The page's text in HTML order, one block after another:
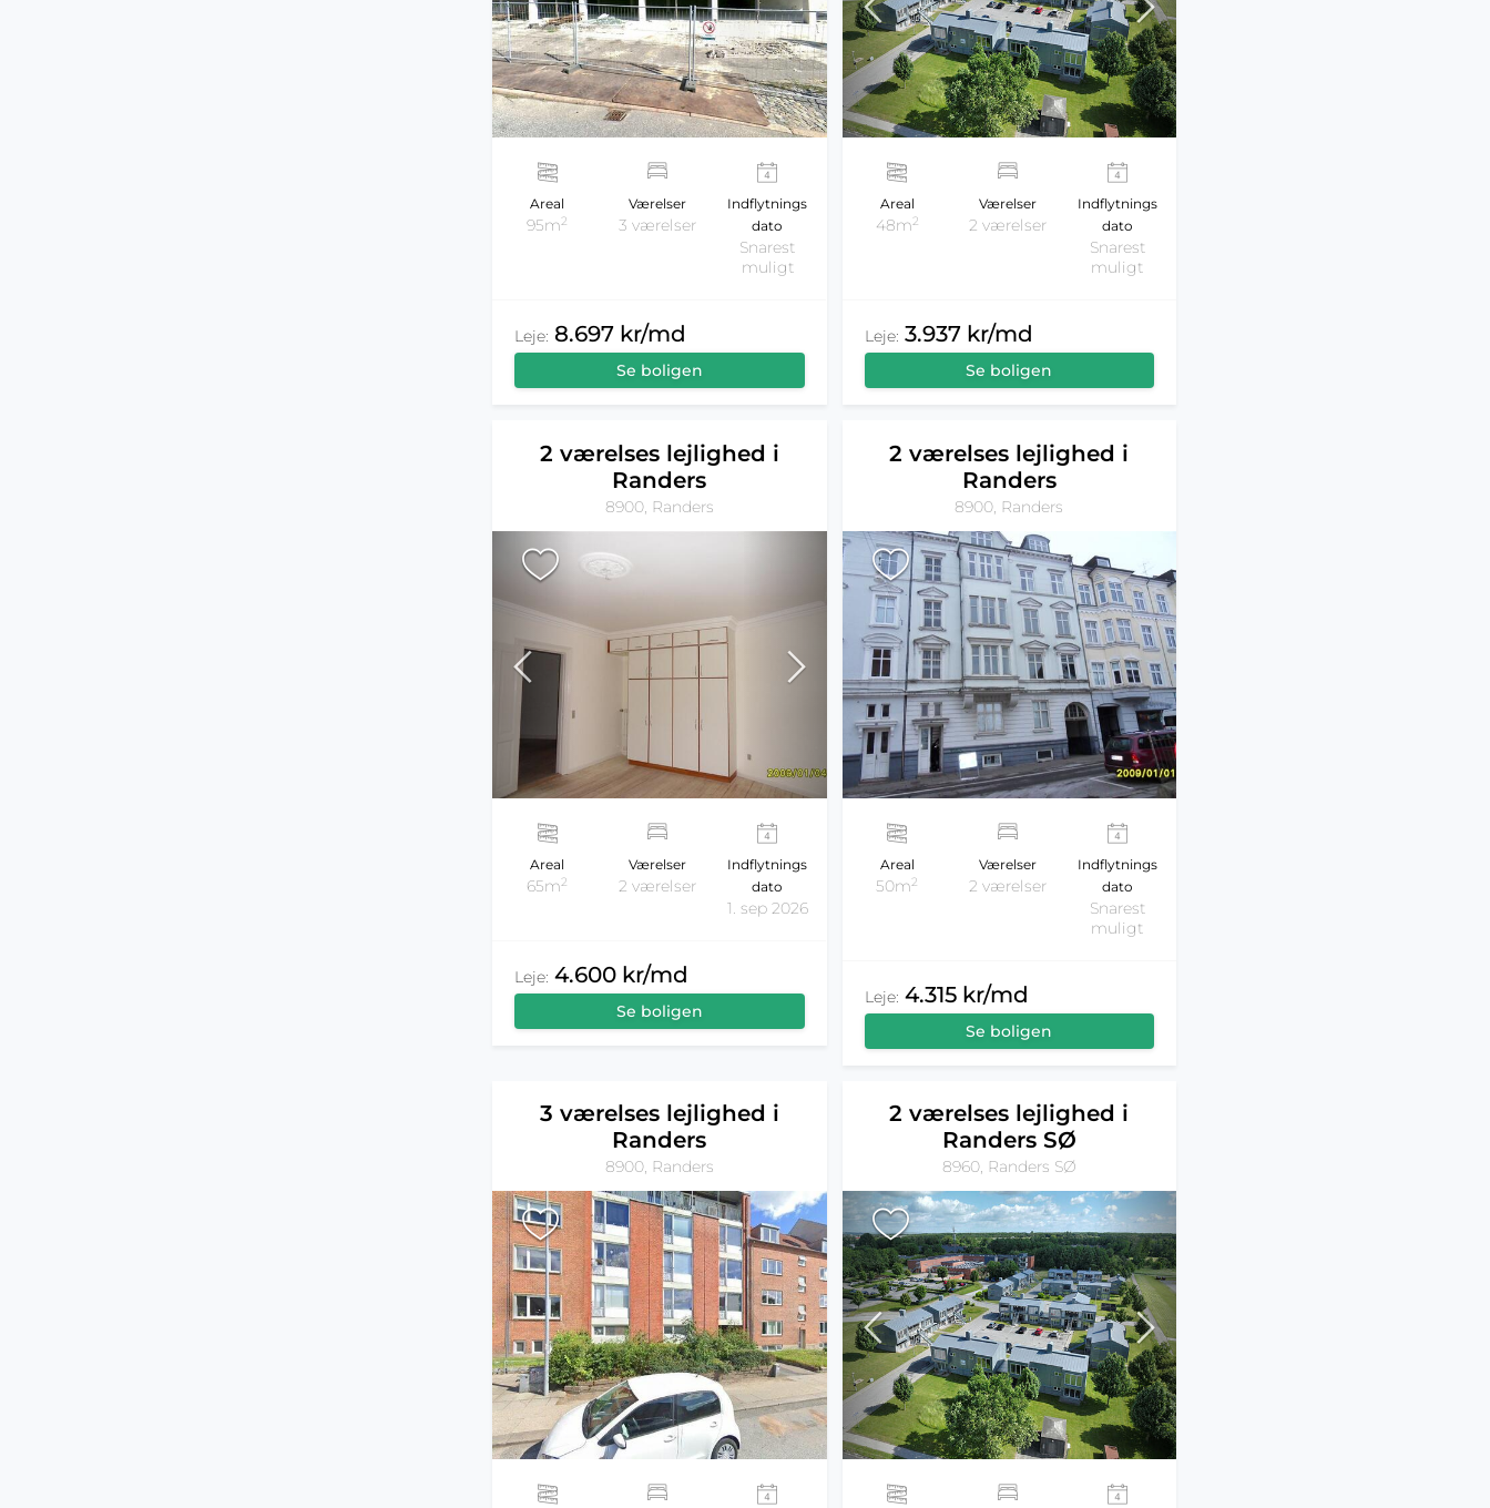
Areal
95m2
Værelser
3 værelser
Indflytnings
dato
Snarest
muligt
Leje: 8.697 kr/md
Se boligen
Areal
48m2
Værelser
2 værelser
Indflytnings
dato
Snarest
muligt
Leje: 3.937 kr/md
Se boligen
2 værelses lejlighed i
Randers
8900, Randers
Areal
65m2
Værelser
2 værelser
Indflytnings
dato
1. sep 2026
Leje: 4.600 kr/md
Se boligen
2 værelses lejlighed i
Randers
8900, Randers
Areal
50m2
Værelser
2 værelser
Indflytnings
dato
Snarest
muligt
Leje: 4.315 kr/md
Se boligen
3 værelses lejlighed i
Randers
8900, Randers
2 værelses lejlighed i
Randers SØ
8960, Randers SØ